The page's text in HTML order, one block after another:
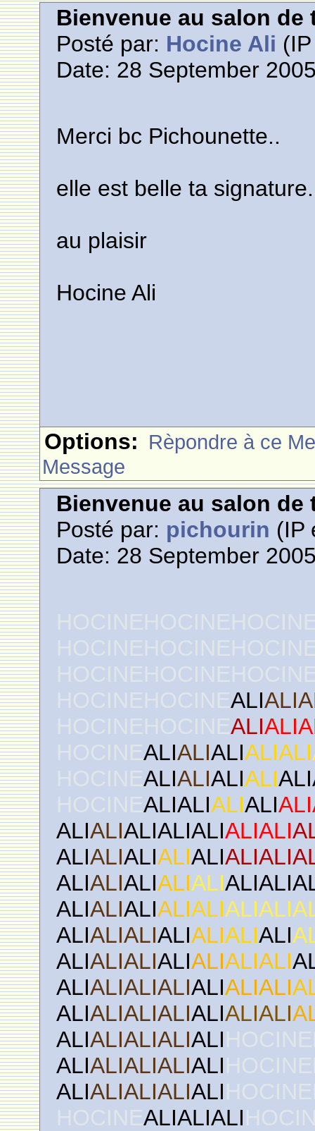
Bienvenue au salon de
Posté par: Hocine Ali
Date: 28 September
Merci bc Pichounette..
elle est belle ta
au plaisir
Hocine Ali
Options: Rèpondre à ce
Message
Bienvenue au salon de
Posté par: pichourin (IP
Date: 28 September
HOCINEHOCINEALI
HOCINEHOCINEALI
HOCINEALIALIALIALIALI
HOCINEALIALIALIALI
HOCINEALIALIALIALI
ALIALIALIALIALIALIALI
ALIALIALIALIALI
ALIALIALIALIALI
ALIALIALIALIALI
ALIALIALIALIALIALIALI
ALIALIALIALIALIALIALI
ALIALIALIALIALIALIALI
ALIALIALIALIALIALIALI
ALIALIALIALIALI
ALIALIALIALIALI
ALIALIALIALIALI
HOCINEALIALIALI